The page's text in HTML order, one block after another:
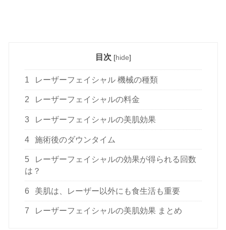
目次 [hide]
1 レーザーフェイシャル 機械の種類
2 レーザーフェイシャルの料金
3 レーザーフェイシャルの美肌効果
4 施術後のダウンタイム
5
レーザーフェイシャルの効果が得られる回数
は？
6 美肌は、レーザー以外にも食生活も重要
7 レーザーフェイシャルの美肌効果 まとめ